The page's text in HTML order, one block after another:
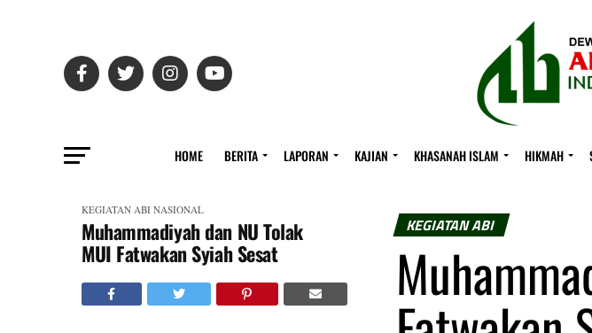
HOME BERITA LAPORAN KAJIAN KHASANAH ISLAM HIKMAH
KEGIATAN ABI NASIONAL
Muhammadiyah dan NU Tolak
MUI Fatwakan Syiah Sesat
KEGIATAN ABI